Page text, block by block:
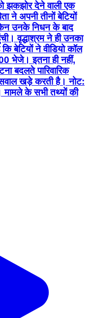
झकझोर देने वाली एक
ने अपनी तीनों बेटियों
उनके निधन के बाद
वृद्धाश्रम ने ही उनका
बेटियों ने वीडियो कॉल
भेजे। इतना ही नहीं,
बदलते पारिवारिक
खड़े करती है। नोट:
मामले के सभी तथ्यों की